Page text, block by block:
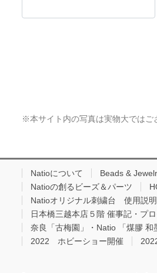
※本サイト内の写真は実物大ではご
Natioについて Beads &
Natioの創るビーズ＆パーツ
Natioオリジナル刺繍台 使用説明
日本橋三越本店５階 催事記・プ
奈良「古梅園」・Natio 「煤膠 和
2022 ホビーショー開催